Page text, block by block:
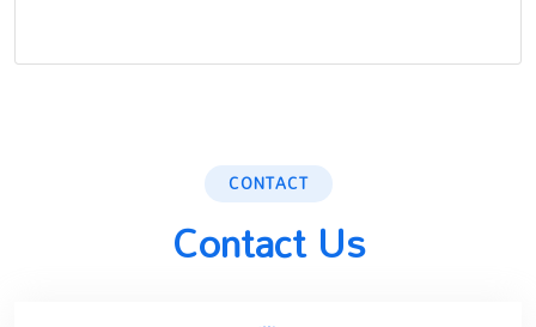
CONTACT
Contact Us